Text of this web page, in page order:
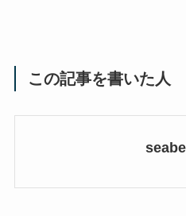
この記事を書いた人